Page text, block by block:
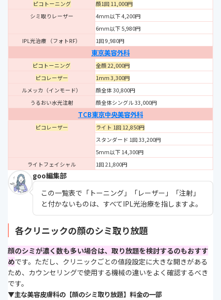
ピコトーニング 顔1回 11,000円
シミ取りレーザー
4mm以下 4,200円
6mm以下 5,980円
IPL光治療 （フォトRF）
1回 9,980円
東京美容外科
ピコトーニング
全顔 22,000円
ピコレーザー
1mm 3,300円
ルメッカ（インモード）
顔全体 30,800円
うるおい水光注射
顔全体シングル 33,000円
TCB東京中央美容外科
ピコレーザー
ライト 1回 12,850円
スタンダード 1回 33,200円
5mm以下 14,300円
ライトフェイシャル
1回 21,800円
goo編集部
この一覧表で「トーニング」「レーザー」「注射」
と付かないものは、すべてIPL光治療を指しますよ。
各クリニックの顔のシミ取り放題
顔のシミが濃く数も多い場合は、取り放題を検討するのもおすす
めです。ただし、クリニックごとの値段設定に大きな開きがある
ため、カウンセリングで使用する機械の違いをよく確認するべき
です。
▼主な美容皮膚科の【顔のシミ取り放題】料金の一部